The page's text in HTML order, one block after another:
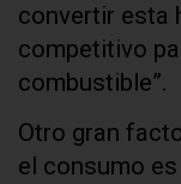
convertir esta
competitivo
combustible”.
Otro gran
el consumo